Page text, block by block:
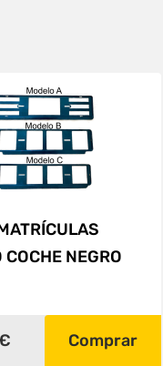
COCHE NEGRO
Comprar